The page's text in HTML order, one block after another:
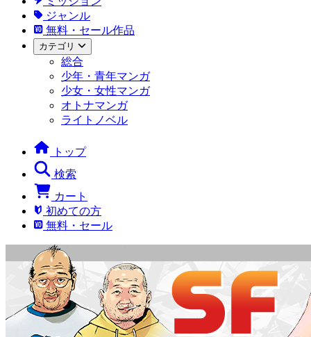
ジャンル
無料・セール作品
カテゴリ
総合
少年・青年マンガ
少女・女性マンガ
オトナマンガ
ライトノベル
トップ
検索
カート
初めての方
無料・セール